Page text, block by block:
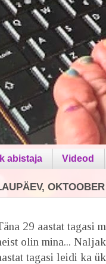
abistaja Videod
29 aastat tagasi
olin mina...
tagasi leidi ka